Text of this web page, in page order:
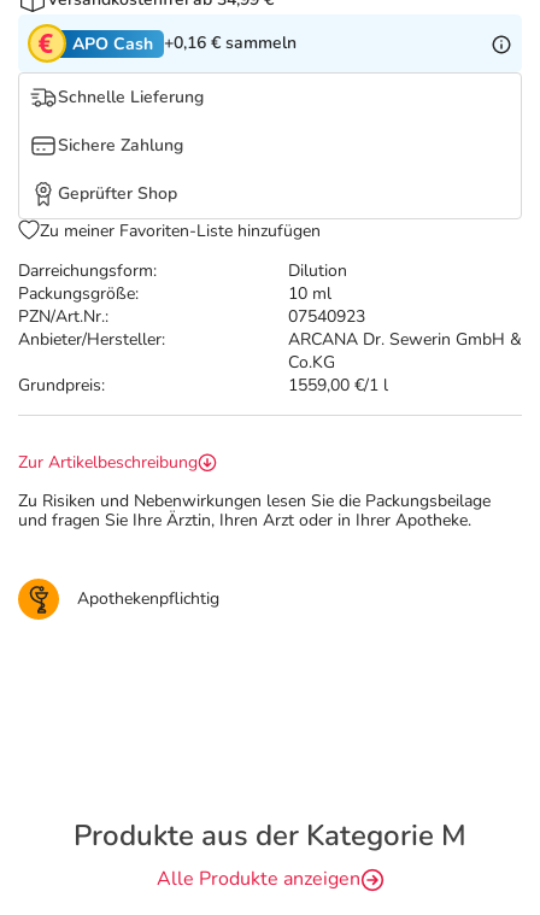
Tierapotheke
Vitamine & Mineralstoffe
Marken
Salus Deals
Darreichungsform:
Dilution
Packungsgröße:
10 ml
PZN/Art.Nr.:
07540923
Anbieter/Hersteller:
ARCANA Dr. Sewerin GmbH &
Co.KG
Grundpreis:
1559,00 €/1 l
APO Cash +0,16 € sammeln
Schnelle Lieferung
Sichere Zahlung
Geprüfter Shop
Zu meiner Favoriten-Liste hinzufügen
Zur Artikelbeschreibung
Zu Risiken und Nebenwirkungen lesen Sie die Packungsbeilage
und fragen Sie Ihre Ärztin, Ihren Arzt oder in Ihrer Apotheke.
Apothekenpflichtig
Produkte aus der Kategorie M
Alle Produkte anzeigen